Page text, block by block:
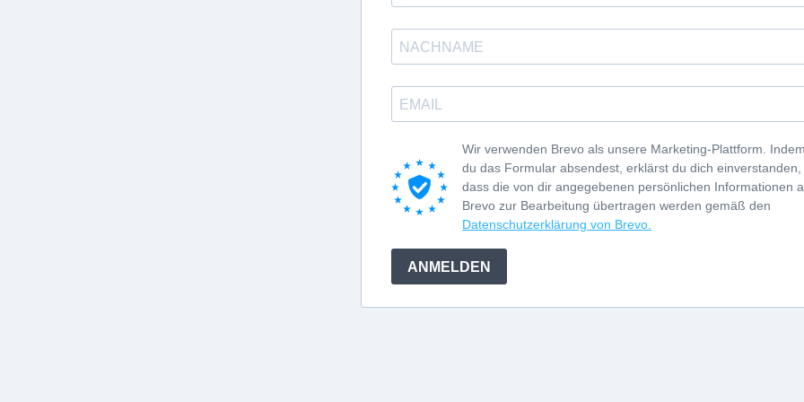
Wir verwenden Brevo als unsere Marketing-Plattform.
du das Formular absendest, erklärst du dich einverstanden,
dass die von dir angegebenen persönlichen Informationen
Brevo zur Bearbeitung übertragen werden gemäß den
Datenschutzerklärung von Brevo.
ANMELDEN